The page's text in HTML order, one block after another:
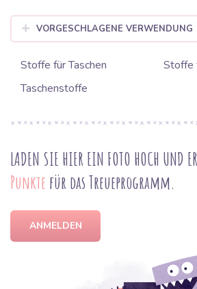
VORGESCHLAGENE VERWENDUNG
Stoffe für Taschen
Stoffe
Taschenstoffe
LADEN SIE HIER EIN FOTO HOCH UND
Punkte für das Treueprogramm.
ANMELDEN